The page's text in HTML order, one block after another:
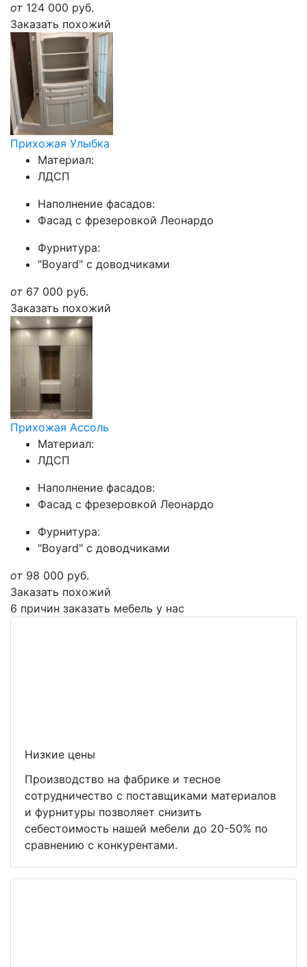
от 124 000 руб.
Заказать похожий
Прихожая Улыбка
Материал:
ЛДСП
Наполнение фасадов:
Фасад с фрезеровкой Леонардо
Фурнитура:
"Boyard" с доводчиками
от 67 000 руб.
Заказать похожий
Прихожая Ассоль
Материал:
ЛДСП
Наполнение фасадов:
Фасад с фрезеровкой Леонардо
Фурнитура:
"Boyard" с доводчиками
от 98 000 руб.
Заказать похожий
6 причин заказать мебель у нас
Низкие цены
Производство на фабрике и тесное
сотрудничество с поставщиками материалов
и фурнитуры позволяет снизить
себестоимость нашей мебели до 20-50% по
сравнению с конкурентами.